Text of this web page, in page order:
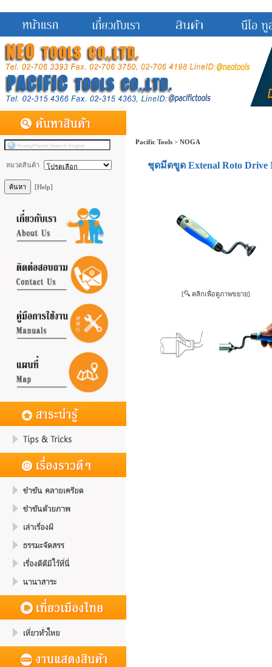
หมวดสินค้า
[Help]
Pacific Tools > NOGA
ชุดมีดขูด Extenal Roto Drive
[ คลิกเพื่อดูภาพขยาย]